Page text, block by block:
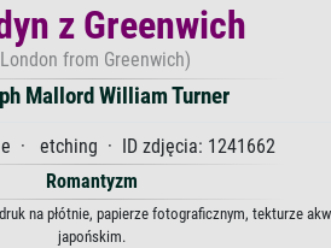
z Greenwich
from Greenwich)
Mallord William Turner
· etching · ID zdjęcia: 1241662
Romantyzm
na płótnie, papierze fotograficznym, tekturze
japońskim.